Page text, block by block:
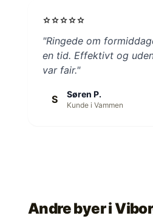
starstarstarstarstar
"Ringede om
en tid. Effektivt og
var fair."
S Søren P.
Kunde i Vammen
Andre byer i